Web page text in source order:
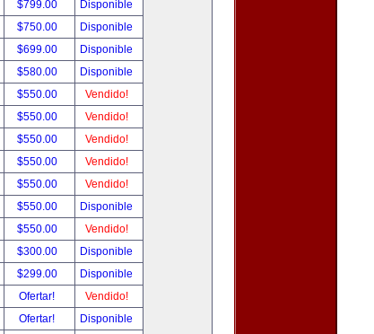
$799.00
Disponible
$750.00
Disponible
$699.00
Disponible
$580.00
Disponible
$550.00
Vendido!
$550.00
Vendido!
$550.00
Vendido!
$550.00
Vendido!
$550.00
Vendido!
$550.00
Disponible
$550.00
Vendido!
$300.00
Disponible
$299.00
Disponible
Ofertar!
Vendido!
Ofertar!
Disponible